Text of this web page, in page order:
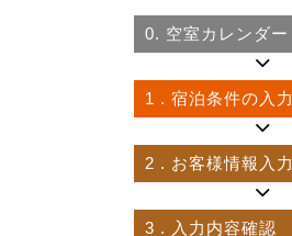
0. 空室カレンダー
1 . 宿泊条件の入力
2 . お客様情報入力
3 . 入力内容確認